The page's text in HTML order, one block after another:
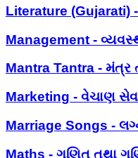
Literature (Gujarati)
Management -
Mantra Tantra - મંત્ર
Marketing - વેચાણ
Marriage Songs -
Maths - ગણિત તથા